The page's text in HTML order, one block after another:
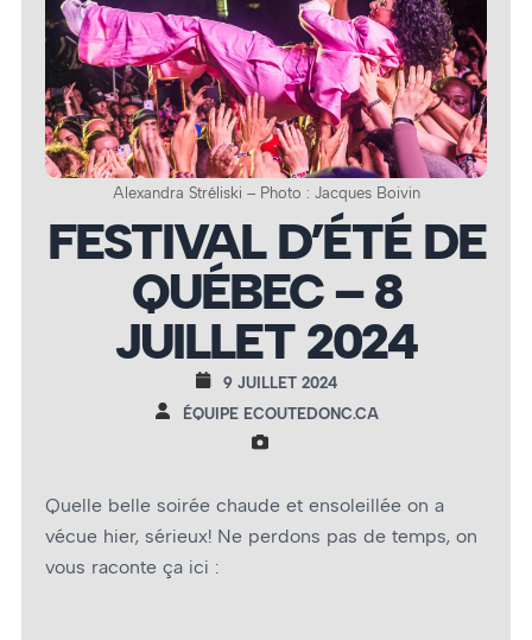
Alexandra Stréliski – Photo : Jacques Boivin
FESTIVAL D’ÉTÉ DE
QUÉBEC – 8
JUILLET 2024
9 JUILLET 2024
ÉQUIPE ECOUTEDONC.CA
Quelle belle soirée chaude et ensoleillée on a
vécue hier, sérieux! Ne perdons pas de temps, on
vous raconte ça ici :